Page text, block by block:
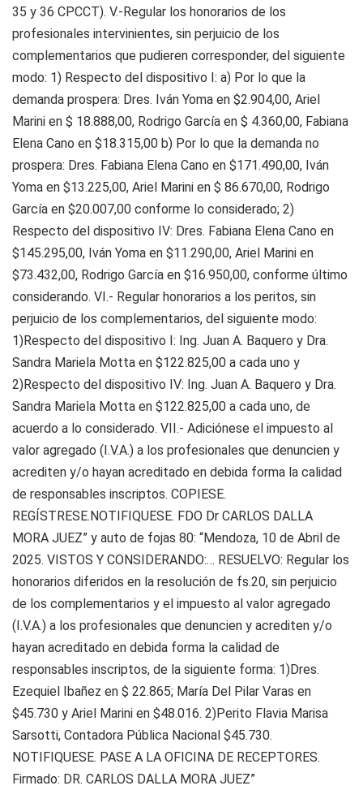
35 y 36 CPCCT). V.-Regular los honorarios de los
profesionales intervinientes, sin perjuicio de los
complementarios que pudieren corresponder, del siguiente
modo: 1) Respecto del dispositivo I: a) Por lo que la
demanda prospera: Dres. Iván Yoma en $2.904,00, Ariel
Marini en $ 18.888,00, Rodrigo García en $ 4.360,00, Fabiana
Elena Cano en $18.315,00 b) Por lo que la demanda no
prospera: Dres. Fabiana Elena Cano en $171.490,00, Iván
Yoma en $13.225,00, Ariel Marini en $ 86.670,00, Rodrigo
García en $20.007,00 conforme lo considerado; 2)
Respecto del dispositivo IV: Dres. Fabiana Elena Cano en
$145.295,00, Iván Yoma en $11.290,00, Ariel Marini en
$73.432,00, Rodrigo García en $16.950,00, conforme último
considerando. VI.- Regular honorarios a los peritos, sin
perjuicio de los complementarios, del siguiente modo:
1)Respecto del dispositivo I: Ing. Juan A. Baquero y Dra.
Sandra Mariela Motta en $122.825,00 a cada uno y
2)Respecto del dispositivo IV: Ing. Juan A. Baquero y Dra.
Sandra Mariela Motta en $122.825,00 a cada uno, de
acuerdo a lo considerado. VII.- Adiciónese el impuesto al
valor agregado (I.V.A.) a los profesionales que denuncien y
acrediten y/o hayan acreditado en debida forma la calidad
de responsables inscriptos. COPIESE.
REGÍSTRESE.NOTIFIQUESE. FDO Dr CARLOS DALLA
MORA JUEZ” y auto de fojas 80: “Mendoza, 10 de Abril de
2025. VISTOS Y CONSIDERANDO:… RESUELVO: Regular los
honorarios diferidos en la resolución de fs.20, sin perjuicio
de los complementarios y el impuesto al valor agregado
(I.V.A.) a los profesionales que denuncien y acrediten y/o
hayan acreditado en debida forma la calidad de
responsables inscriptos, de la siguiente forma: 1)Dres.
Ezequiel Ibañez en $ 22.865; María Del Pilar Varas en
$45.730 y Ariel Marini en $48.016. 2)Perito Flavia Marisa
Sarsotti, Contadora Pública Nacional $45.730.
NOTIFIQUESE. PASE A LA OFICINA DE RECEPTORES.
Firmado: DR. CARLOS DALLA MORA JUEZ”